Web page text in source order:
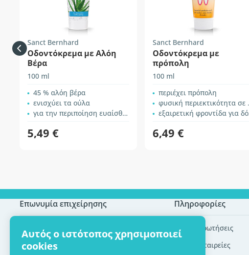
Αυτός ο ιστότοπος χρησιμοποιεί
cookies
Sanct Bernhard
Οδοντόκρεμα με Αλόη
Βέρα
100 ml
45 % αλόη βέρα
ενισχύει τα ούλα
για την περιποίηση ευαίσθητων δοντιών και ούλων
5,49 €
Sanct Bernhard
Οδοντόκρεμα με
πρόπολη
100 ml
περιέχει πρόπολη
φυσική περιεκτικότητα σε αλλαντοΐνη
εξαιρετική φροντίδα για δόντια και ούλα
6,49 €
Επωνυμία επιχείρησης
Πιστοποίηση ECO
Επικοινωνία
Πληροφορίες
Συχνές ερωτήσεις
Brands/εταιρείες